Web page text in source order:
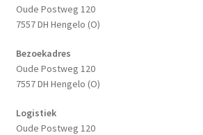
Oude Postweg 120
7557 DH Hengelo (O)
Bezoekadres
Oude Postweg 120
7557 DH Hengelo (O)
Logistiek
Oude Postweg 120